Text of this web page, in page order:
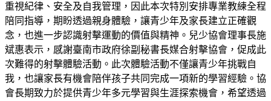
重視紀律、安全及自我管理，因此本次特別安排專業教練全程
陪同指導，期盼透過親身體驗，讓青少年及家長建立正確觀
念，也進一步認識射擊運動的價值與精神。兒少協會理事長施
斌惠表示，感謝臺南市政府徐副秘書長媒合射擊協會，促成此
次難得的射擊體驗活動。此次體驗活動不僅讓青少年挑戰自
我，也讓家長有機會陪伴孩子共同完成一項新的學習經驗。協
會長期致力於提供青少年多元學習與生涯探索機會，希望透過